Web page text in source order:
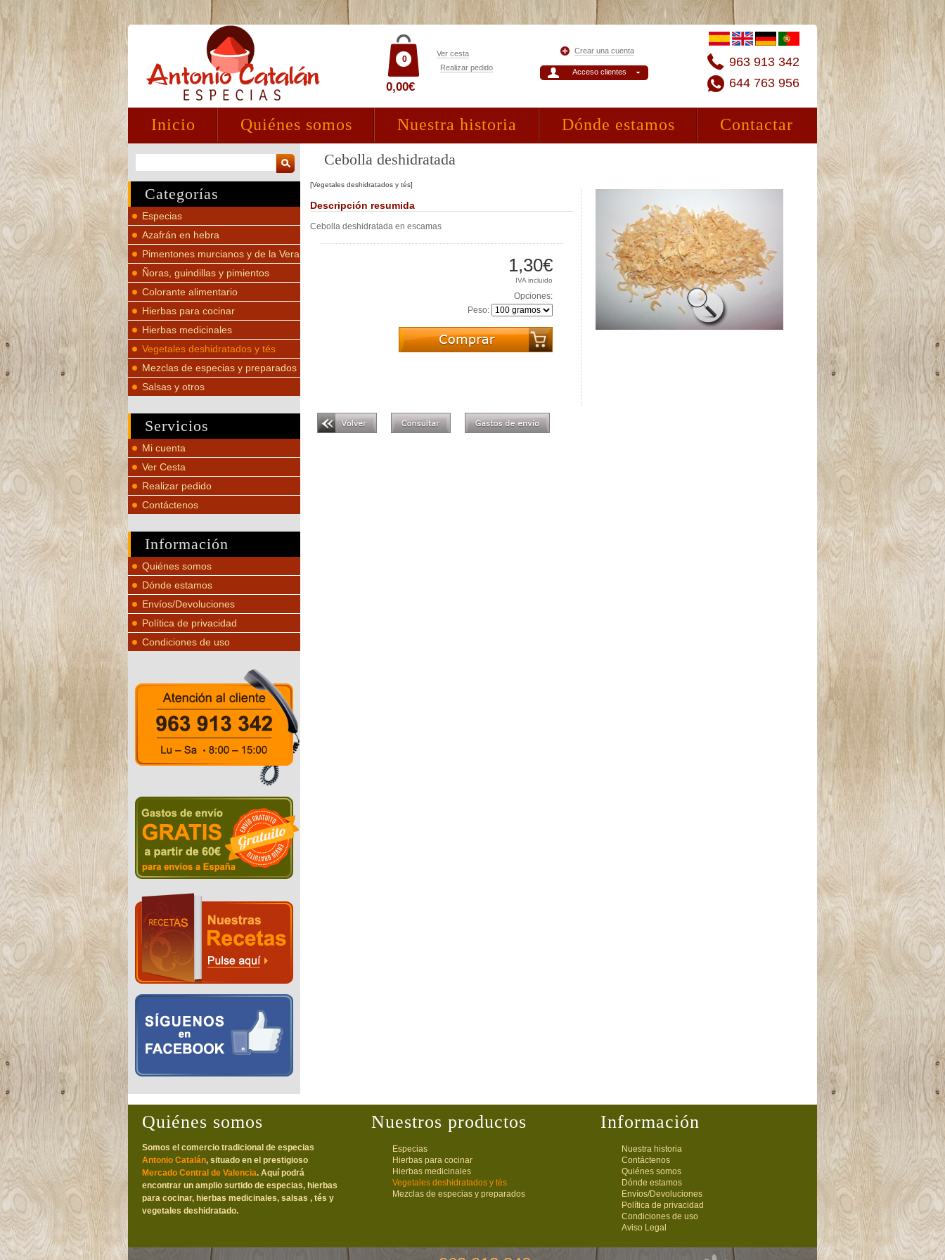
963 913 342
644 763 956
Acceso clientes
Crear una cuenta
0,00€
0
Ver cesta
Realizar pedido
Inicio Quiénes somos Nuestra historia Dónde estamos Contactar
Categorías
Especias
Azafrán en hebra
Pimentones murcianos y de la Vera
Ñoras, guindillas y pimientos
Colorante alimentario
Hierbas para cocinar
Hierbas medicinales
Vegetales deshidratados y tés
Mezclas de especias y preparados
Salsas y otros
Servicios
Mi cuenta
Ver Cesta
Realizar pedido
Contáctenos
Información
Quiénes somos
Dónde estamos
Envíos/Devoluciones
Política de privacidad
Condiciones de uso
Cebolla deshidratada
[Vegetales deshidratados y tés]
Descripción resumida
Cebolla deshidratada en escamas
1,30€
IVA incluido
Opciones:
Peso:
Quiénes somos
Somos el comercio tradicional de especias
Antonio Catalán, situado en el prestigioso
Mercado Central de Valencia. Aquí podrá
encontrar un amplio surtido de especias, hierbas
para cocinar, hierbas medicinales, salsas , tés y
vegetales deshidratado.
Nuestros productos
Especias
Hierbas para cocinar
Hierbas medicinales
Vegetales deshidratados y tés
Mezclas de especias y preparados
Información
Nuestra historia
Contáctenos
Quiénes somos
Dónde estamos
Envíos/Devoluciones
Política de privacidad
Condiciones de uso
Aviso Legal